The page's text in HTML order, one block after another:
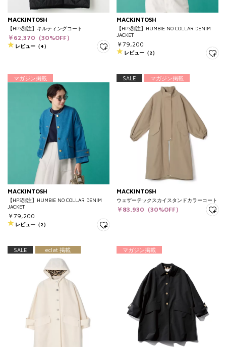
MACKINTOSH
【HPS別注】キルティングコート
￥62,370（30%OFF）
レビュー（4）
MACKINTOSH
【HPS別注】HUMBIE NO COLLAR DENIM
JACKET
￥79,200
レビュー（2）
マガジン掲載
MACKINTOSH
【HPS別注】HUMBIE NO COLLAR DENIM
JACKET
￥79,200
レビュー（2）
SALE マガジン掲載
MACKINTOSH
ウェザーテックスカイスタンドカラーコート
￥83,930（30%OFF）
SALE eclat 掲載 マガジン掲載